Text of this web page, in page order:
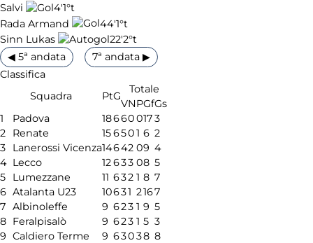
Salvi
4'1°t
Rada Armand
44'1°t
Sinn Lukas
22'2°t
◀ 5ª andata
7ª andata ▶
Classifica
Squadra
PtG
Totale
VNPGfGs
1
Padova 186600173
2
Renate 156501 6 2
3
Lanerossi Vicenza14642 09 4
4 Lecco 12633 08 5
5
Lumezzane 11 632 1 8 7
6 Atalanta U23 10631 2167
7 Albinoleffe 9 623 1 9 5
8 Feralpisalò 9 623 1 5 3
9 Caldiero Terme 9 63038 8